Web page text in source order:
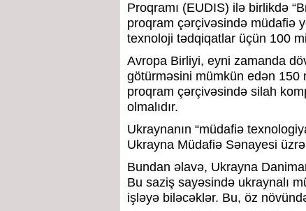
Proqramı (EUDIS) ilə birlikdə
proqram çərçivəsində müdafiə
texnoloji tədqiqatlar üçün 100
Avropa Birliyi, eyni zamanda
götürməsini mümkün edən 150
proqram çərçivəsində silah
olmalıdır.
Ukraynanın “müdafiə
Ukrayna Müdafiə Sənayesi
Bundan əlavə, Ukrayna
Bu saziş sayəsində ukraynalı
işləyə biləcəklər. Bu, öz